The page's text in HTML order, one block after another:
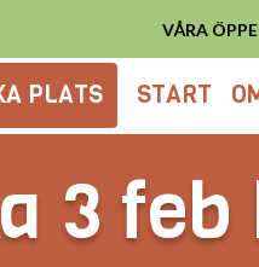
VÅRA
PLATS START
3 feb